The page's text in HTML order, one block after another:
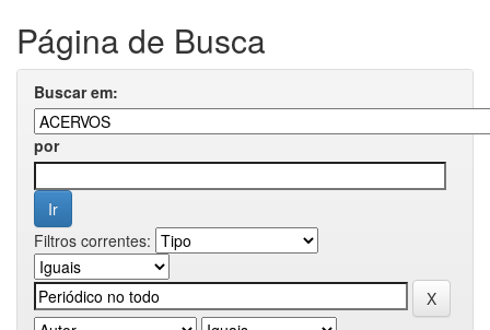
Página de Busca
Buscar em:
por
Filtros correntes: